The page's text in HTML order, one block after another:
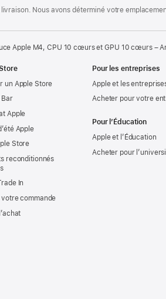
Nous avons déterminé votre
Apple M4, CPU 10 cœurs et GPU 10 cœurs –
un Apple Store
Bar
Apple
Apple
Store
reconditionnés
In
votre commande
Pour les entreprises
Apple et les
Acheter pour votre
Pour l’Éducation
Apple et l’Éducation
Acheter pour